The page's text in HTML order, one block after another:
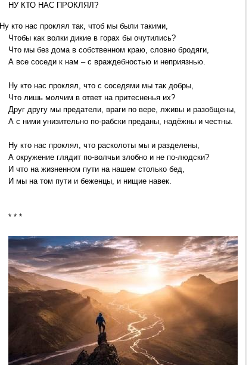
НУ КТО НАС ПРОКЛЯЛ?
Ну кто нас проклял так, чтоб мы были такими,
Чтобы как волки дикие в горах бы очутились?
Что мы без дома в собственном краю, словно бродяги,
А все соседи к нам – с враждебностью и неприязнью.
Ну кто нас проклял, что с соседями мы так добры,
Что лишь молчим в ответ на притесненья их?
Друг другу мы предатели, враги по вере, лживы и разобщены,
А с ними унизительно по-рабски преданы, надёжны и честны.
Ну кто нас проклял, что расколоты мы и разделены,
А окружение глядит по-волчьи злобно и не по-людски?
И что на жизненном пути на нашем столько бед,
И мы на том пути и беженцы, и нищие навек.
* * *